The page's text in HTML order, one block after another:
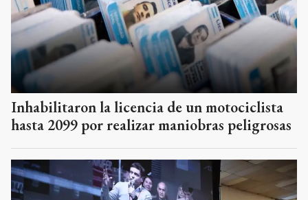
Inhabilitaron la licencia de un motociclista
hasta 2099 por realizar maniobras peligrosas